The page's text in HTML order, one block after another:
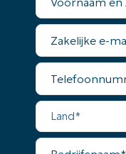
Achternaam*
Zakelijke
mailadres*
Land*
Bedrijfsnaam*
Company
name*